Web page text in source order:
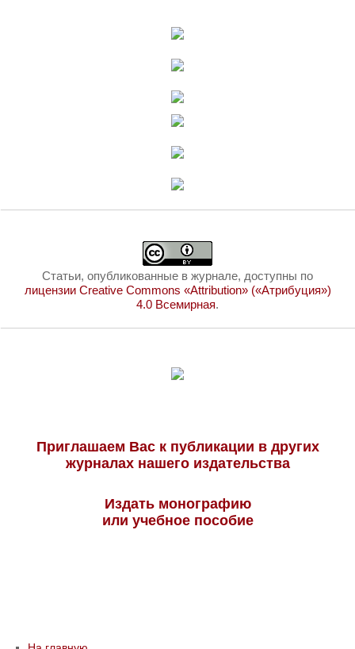
Статьи, опубликованные в журнале, доступны по
лицензии Creative Commons «Attribution» («Атрибуция»)
4.0 Всемирная.
Приглашаем Вас к публикации в других
журналах нашего издательства
Издать монографию
или учебное пособие